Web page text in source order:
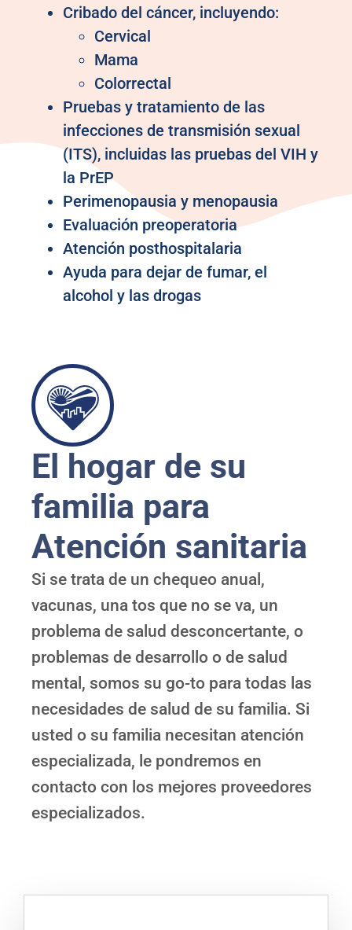
Cribado del cáncer, incluyendo:
Cervical
Mama
Colorrectal
Pruebas y tratamiento de las
infecciones de transmisión sexual
(ITS), incluidas las pruebas del VIH y
la PrEP
Perimenopausia y menopausia
Evaluación preoperatoria
Atención posthospitalaria
Ayuda para dejar de fumar, el
alcohol y las drogas
El hogar de su
familia para
Atención sanitaria
Si se trata de un chequeo anual,
vacunas, una tos que no se va, un
problema de salud desconcertante, o
problemas de desarrollo o de salud
mental, somos su go-to para todas las
necesidades de salud de su familia. Si
usted o su familia necesitan atención
especializada, le pondremos en
contacto con los mejores proveedores
especializados.